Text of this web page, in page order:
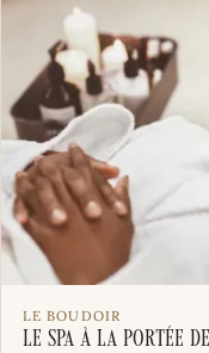
LE BOUDOIR
Le Spa à la portée